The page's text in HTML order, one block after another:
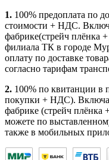
1. 100% предоплата по
стоимости + НДС.
фабрике(стрейч плёнка
филиала ТК в городе
оплату по доставке
согласно тарифам
2. 100% по квитанции в
покупки + НДС).
фабрике (стрейч
можете по
также в мобильных